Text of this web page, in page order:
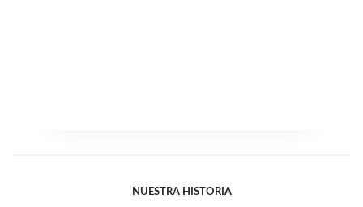
NUESTRA HISTORIA